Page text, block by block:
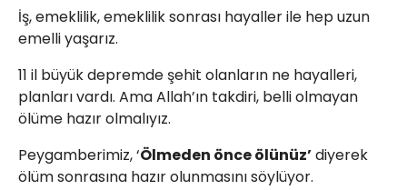
İş, emeklilik, emeklilik sonrası hayaller ile hep uzun
emelli yaşarız.
11 il büyük depremde şehit olanların ne hayalleri,
planları vardı. Ama Allah’ın takdiri, belli olmayan
ölüme hazır olmalıyız.
Peygamberimiz, ‘Ölmeden önce ölünüz’diyerek
ölüm sonrasına hazır olunmasını söylüyor.